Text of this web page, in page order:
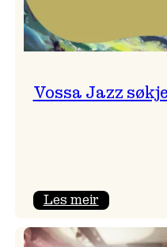
Vossa Jazz
Les meir:
Jazz